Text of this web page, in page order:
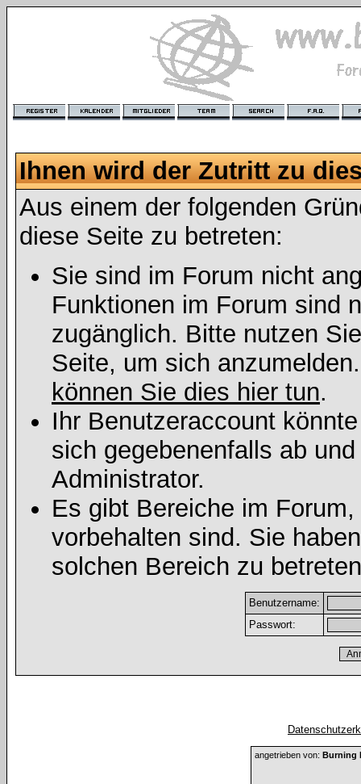
Ihnen wird der Zutritt zu
Aus einem der folgenden
diese Seite zu betreten:
Sie sind im Forum nicht
Funktionen im Forum sind
zugänglich. Bitte nutzen
Seite, um sich
können Sie dies hier tun.
Ihr Benutzeraccount
sich gegebenenfalls ab
Administrator.
Es gibt Bereiche im
vorbehalten sind. Sie
solchen Bereich zu
Benutzername:
Passwort:
angetrieben von: Burning